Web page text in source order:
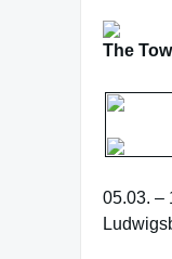
The
05.03. –